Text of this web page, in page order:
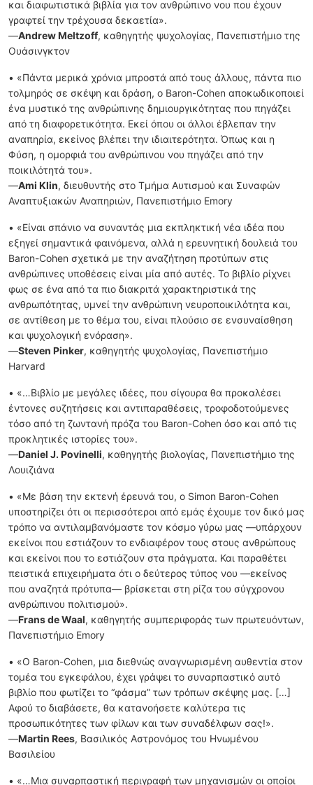
και διαφωτιστικά βιβλία για τον ανθρώπινο νου που έχουν
γραφτεί την τρέχουσα δεκαετία».
—Andrew Meltzoff, καθηγητής ψυχολογίας, Πανεπιστήμιο της
Ουάσινγκτον
• «Πάντα μερικά χρόνια μπροστά από τους άλλους, πάντα πιο
τολμηρός σε σκέψη και δράση, ο Baron-Cohen αποκωδικοποιεί
ένα μυστικό της ανθρώπινης δημιουργικότητας που πηγάζει
από τη διαφορετικότητα. Εκεί όπου οι άλλοι έβλεπαν την
αναπηρία, εκείνος βλέπει την ιδιαιτερότητα. Όπως και η
Φύση, η ομορφιά του ανθρώπινου νου πηγάζει από την
ποικιλότητά του».
—Ami Klin, διευθυντής στο Τμήμα Αυτισμού και Συναφών
Αναπτυξιακών Αναπηριών, Πανεπιστήμιο Emory
• «Είναι σπάνιο να συναντάς μια εκπληκτική νέα ιδέα που
εξηγεί σημαντικά φαινόμενα, αλλά η ερευνητική δουλειά του
Baron-Cohen σχετικά με την αναζήτηση προτύπων στις
ανθρώπινες υποθέσεις είναι μία από αυτές. Το βιβλίο ρίχνει
φως σε ένα από τα πιο διακριτά χαρακτηριστικά της
ανθρωπότητας, υμνεί την ανθρώπινη νευροποικιλότητα και,
σε αντίθεση με το θέμα του, είναι πλούσιο σε ενσυναίσθηση
και ψυχολογική ενόραση».
—Steven Pinker, καθηγητής ψυχολογίας, Πανεπιστήμιο
Harvard
• «…Bιβλίο με μεγάλες ιδέες, που σίγουρα θα προκαλέσει
έντονες συζητήσεις και αντιπαραθέσεις, τροφοδοτούμενες
τόσο από τη ζωντανή πρόζα του Baron-Cohen όσο και από τις
προκλητικές ιστορίες του».
—Daniel J. Povinelli, καθηγητής βιολογίας, Πανεπιστήμιο της
Λουιζιάνα
• «Με βάση την εκτενή έρευνά του, ο Simon Baron-Cohen
υποστηρίζει ότι οι περισσότεροι από εμάς έχουμε τον δικό μας
τρόπο να αντιλαμβανόμαστε τον κόσμο γύρω μας —υπάρχουν
εκείνοι που εστιάζουν το ενδιαφέρον τους στους ανθρώπους
και εκείνοι που το εστιάζουν στα πράγματα. Και παραθέτει
πειστικά επιχειρήματα ότι ο δεύτερος τύπος νου —εκείνος
που αναζητά πρότυπα— βρίσκεται στη ρίζα του σύγχρονου
ανθρώπινου πολιτισμού».
—Frans de Waal, καθηγητής συμπεριφοράς των πρωτευόντων,
Πανεπιστήμιο Emory
• «Ο Baron-Cohen, μια διεθνώς αναγνωρισμένη αυθεντία στον
τομέα του εγκεφάλου, έχει γράψει το συναρπαστικό αυτό
βιβλίο που φωτίζει το “φάσμα” των τρόπων σκέψης μας. […]
Αφού το διαβάσετε, θα κατανοήσετε καλύτερα τις
προσωπικότητες των φίλων και των συναδέλφων σας!».
—Martin Rees, Βασιλικός Αστρονόμος του Ηνωμένου
Βασιλείου
• «…Μια συναρπαστική περιγραφή των μηχανισμών οι οποίοι